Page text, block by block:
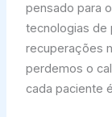
pensado para
tecnologias de
recuperações
perdemos o
cada paciente